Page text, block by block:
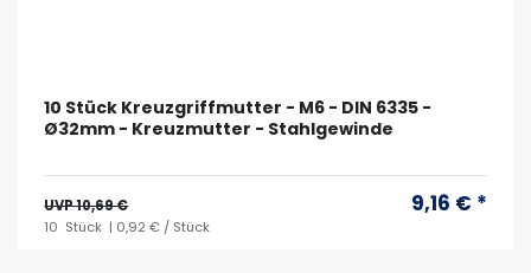
10 Stück Kreuzgriffmutter - M6 - DIN 6335 -
Ø32mm - Kreuzmutter - Stahlgewinde
UVP 10,69 € 9,16 € *
10 Stück | 0,92 € / Stück